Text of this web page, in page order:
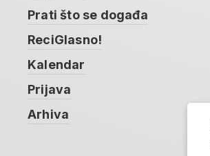
Prati što se događa
ReciGlasno!
Kalendar
Prijava
Arhiva